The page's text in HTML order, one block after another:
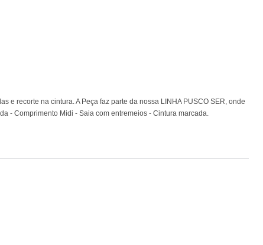
e recorte na cintura. A Peça faz parte da nossa LINHA PUSCO SER, onde
- Comprimento Midi - Saia com entremeios - Cintura marcada.